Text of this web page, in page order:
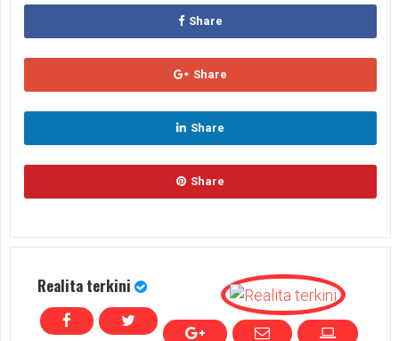
Share
Share
Share
Share
Realita terkini